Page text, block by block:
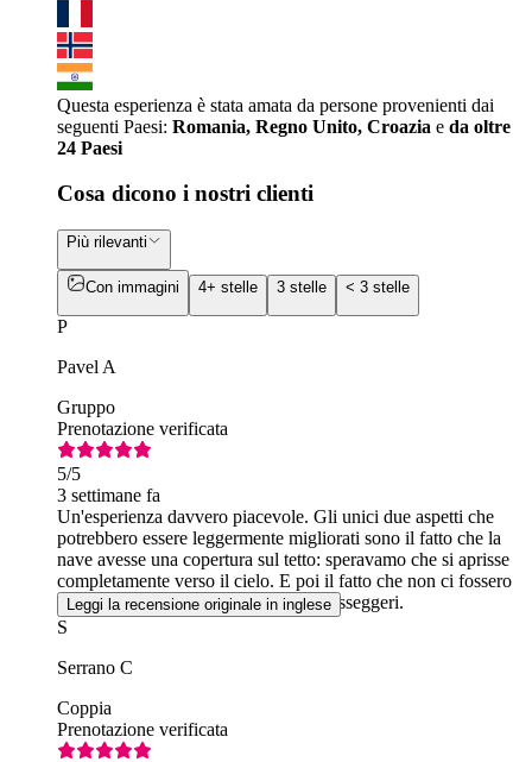
Questa esperienza è stata amata da persone provenienti dai
seguenti Paesi: Romania, Regno Unito, Croazia e da oltre
24 Paesi
Cosa dicono i nostri clienti
Più rilevanti
Con immagini 4+ stelle 3 stelle < 3 stelle
P
Pavel A
Gruppo
Prenotazione verificata
5/5
3 settimane fa
Un'esperienza davvero piacevole. Gli unici due aspetti che
potrebbero essere leggermente migliorati sono il fatto che la
nave avesse una copertura sul tetto: speravamo che si aprisse
completamente verso il cielo. E poi il fatto che non ci fossero
abbastanza posti a sedere per tutti i passeggeri.
Leggi la recensione originale in inglese
S
Serrano C
Coppia
Prenotazione verificata